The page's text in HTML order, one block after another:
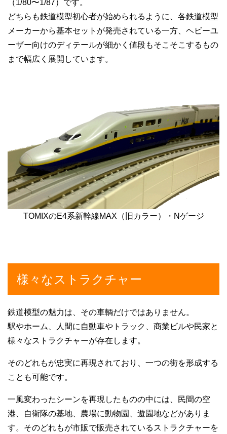
（1/80〜1/87）です。
どちらも鉄道模型初心者が始められるように、各鉄道模型
メーカーから基本セットが発売されている一方、ヘビーユ
ーザー向けのディテールが細かく値段もそこそこするもの
まで幅広く展開しています。
TOMIXのE4系新幹線MAX（旧カラー）・Nゲージ
様々なストラクチャー
鉄道模型の魅力は、その車輌だけではありません。
駅やホーム、人間に自動車やトラック、商業ビルや民家と
様々なストラクチャーが存在します。
そのどれもが忠実に再現されており、一つの街を形成する
ことも可能です。
一風変わったシーンを再現したものの中には、民間の空
港、自衛隊の基地、農場に動物園、遊園地などがありま
す。そのどれもが市販で販売されているストラクチャーを